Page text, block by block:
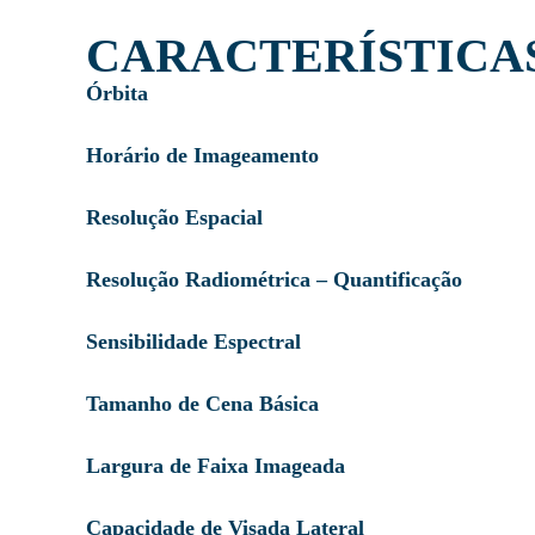
Órbita
Horário de Imageamento
Resolução Espacial
Resolução Radiométrica – Quantificação
Sensibilidade Espectral
Tamanho de Cena Básica
Largura de Faixa Imageada
Capacidade de Visada Lateral